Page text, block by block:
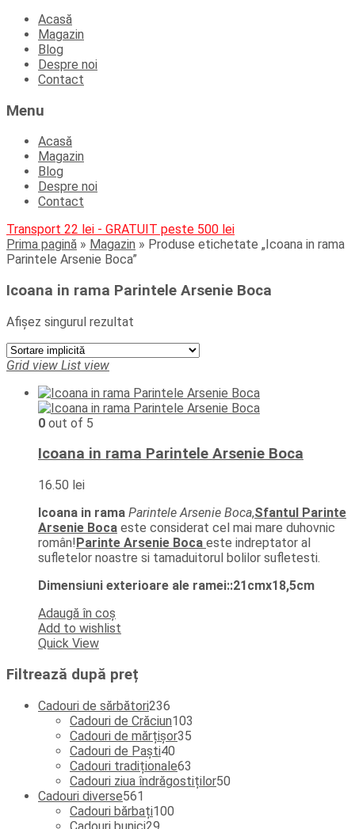
Skip
content
Acasă
Magazin
Blog
Despre noi
Contact
Menu
Acasă
Magazin
Blog
Despre noi
Contact
Transport 22 lei - GRATUIT peste 500 lei
Prima pagină » Magazin » Produse etichetate „Icoana in rama
Parintele Arsenie Boca”
Icoana in rama Parintele Arsenie Boca
Afișez singurul rezultat
Grid view List view
0 out of 5
Icoana in rama Parintele Arsenie Boca
16.50 lei
Icoana in rama Parintele Arsenie Boca,Sfantul Parinte
Arsenie Boca este considerat cel mai mare duhovnic
român! Parinte Arsenie Boca este indreptator al
sufletelor noastre si tamaduitorul bolilor sufletesti.
Dimensiuni exterioare ale ramei::21cmx18,5cm
Adaugă în coș
Add to wishlist
Quick View
Filtrează după preț
Cadouri de sărbători236
de
produse
Cadouri de Crăciun103
Cadouri de mărțișor35
Cadouri de Paști40
de
produse
Cadouri tradiționale63
de
Cadouri ziua îndrăgostiților50
Cadouri diverse561
de
produse
Cadouri bărbați100
Cadouri bunici29